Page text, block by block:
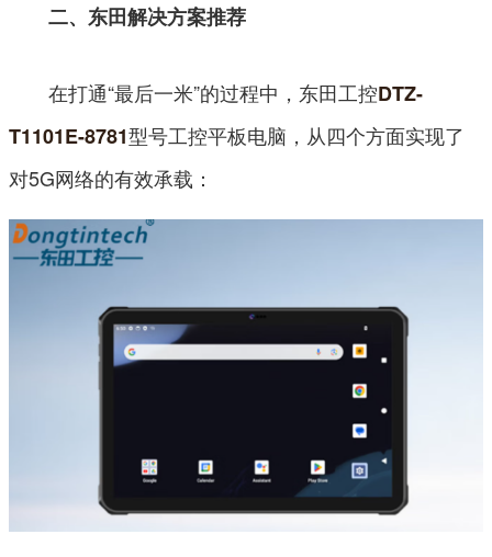
二、东田解决方案推荐
在打通“最后一米”的过程中，东田工控DTZ-
T1101E-8781型号工控平板电脑，从四个方面实现了
对5G网络的有效承载：